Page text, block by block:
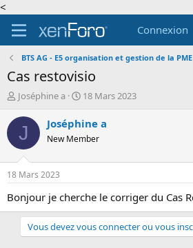
<
Connexion
BTS AG - E5 organisation et gestion de la PME
Cas restovisio
A
t
r
d
e
l
d
Joséphine a
D
t
d
é
b
t
18 Mars 2023
J Joséphine a
New Member
18 Mars 2023
Bonjour je cherche le corriger du Cas
Vous devez vous connecter ou vous